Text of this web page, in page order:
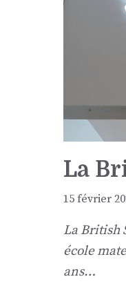
La
15 février
La British
école
ans…